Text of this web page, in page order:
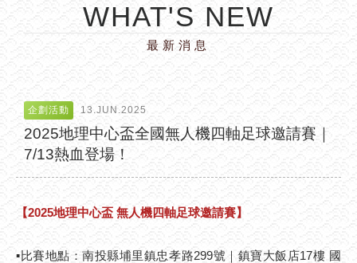
WHAT'S NEW
最新消息
企劃活動 13.JUN.2025
2025地理中心盃全國無人機四軸足球邀請賽｜
7/13熱血登場！
【2025地理中心盃 無人機四軸足球邀請賽】
▪比賽地點：南投縣埔里鎮忠孝路299號｜鎮寶大飯店17樓 國